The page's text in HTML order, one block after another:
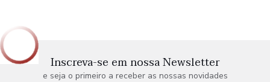
Inscreva-se em nossa Newsletter
e seja o primeiro a receber as nossas novidades